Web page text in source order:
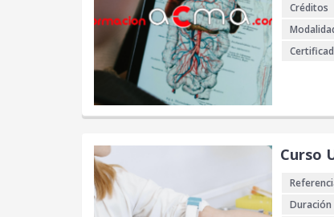
Créditos
Curso
Duración